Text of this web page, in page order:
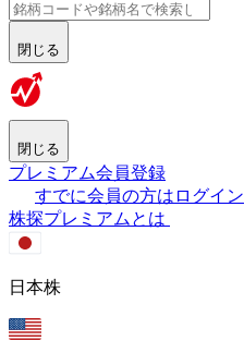
閉じる
閉じる
プレミアム会員登録
すでに会員の方はログイン
株探プレミアムとは
日本株